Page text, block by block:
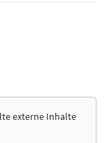
externe Inhalte